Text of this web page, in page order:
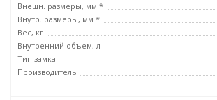
Внешн. размеры, мм *
Внутр. размеры, мм *
Вес, кг
Внутренний объем, л
Тип замка
Производитель